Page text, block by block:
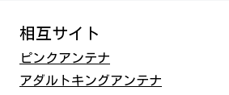
相互サイト
ピンクアンテナ
アダルトキングアンテナ